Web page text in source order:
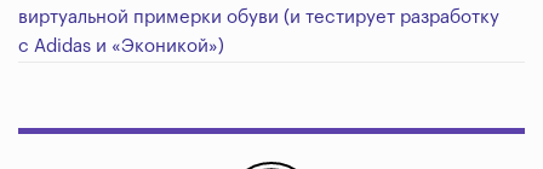
виртуальной примерки обуви (и тестирует разработку
с Adidas и «Эконикой»)